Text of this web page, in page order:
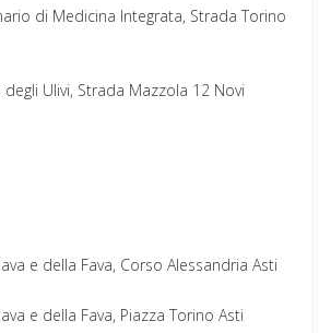
di Medicina Integrata, Strada Torino
Ulivi, Strada Mazzola 12 Novi
e della Fava, Corso Alessandria Asti
e della Fava, Piazza Torino Asti